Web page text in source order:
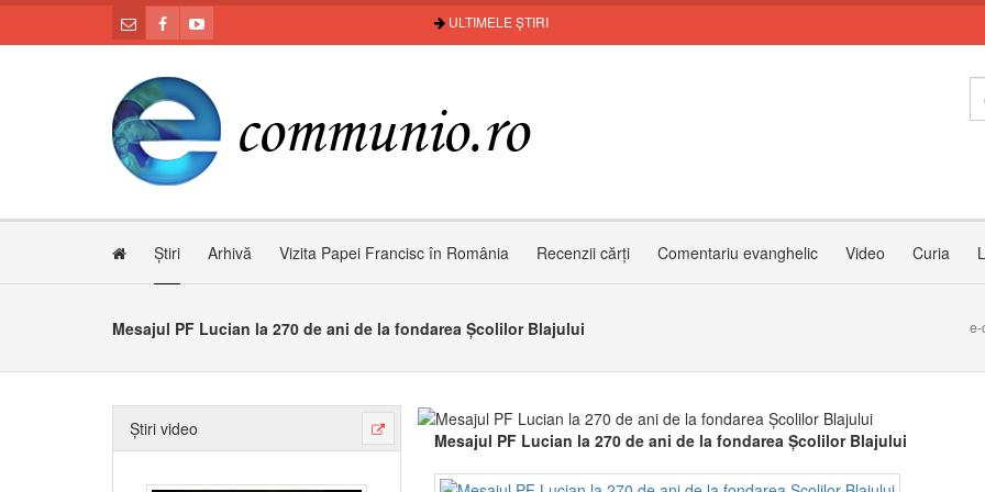
ULTIMELE ȘTIRI
Știri Arhivă Vizita Papei Francisc în România Recenzii cărți Comentariu evanghelic Video Curia
Mesajul PF Lucian la 270 de ani de la fondarea Școlilor Blajului e-
Știri video
Mesajul PF Lucian la 270 de ani de la fondarea Școlilor Blajului